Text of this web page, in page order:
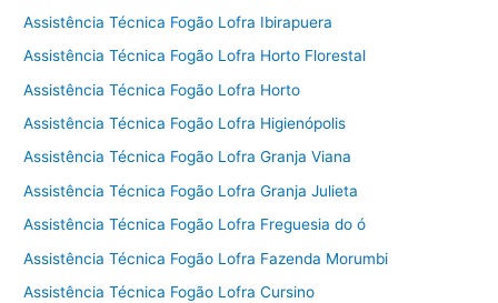
Assistência Técnica Fogão Lofra Ibirapuera
Assistência Técnica Fogão Lofra Horto Florestal
Assistência Técnica Fogão Lofra Horto
Assistência Técnica Fogão Lofra Higienópolis
Assistência Técnica Fogão Lofra Granja Viana
Assistência Técnica Fogão Lofra Granja Julieta
Assistência Técnica Fogão Lofra Freguesia do ó
Assistência Técnica Fogão Lofra Fazenda Morumbi
Assistência Técnica Fogão Lofra Cursino